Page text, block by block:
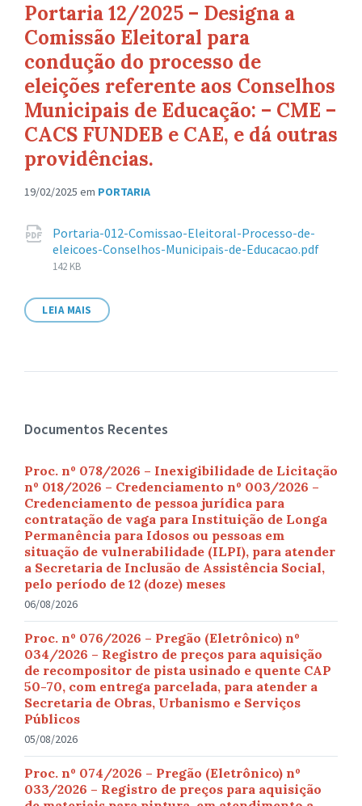
Portaria 12/2025 – Designa a
Comissão Eleitoral para
condução do processo de
eleições referente aos Conselhos
Municipais de Educação: – CME –
CACS FUNDEB e CAE, e dá outras
providências.
19/02/2025 em PORTARIA
Anexos
Portaria-012-Comissao-Eleitoral-Processo-de-
eleicoes-Conselhos-Municipais-de-Educacao.pdf
142 KB
LEIA MAIS
Documentos Recentes
Proc. nº 078/2026 – Inexigibilidade de Licitação
nº 018/2026 – Credenciamento nº 003/2026 –
Credenciamento de pessoa jurídica para
contratação de vaga para Instituição de Longa
Permanência para Idosos ou pessoas em
situação de vulnerabilidade (ILPI), para atender
a Secretaria de Inclusão de Assistência Social,
pelo período de 12 (doze) meses
06/08/2026
Proc. nº 076/2026 – Pregão (Eletrônico) nº
034/2026 – Registro de preços para aquisição
de recompositor de pista usinado e quente CAP
50-70, com entrega parcelada, para atender a
Secretaria de Obras, Urbanismo e Serviços
Públicos
05/08/2026
Proc. nº 074/2026 – Pregão (Eletrônico) nº
033/2026 – Registro de preços para aquisição